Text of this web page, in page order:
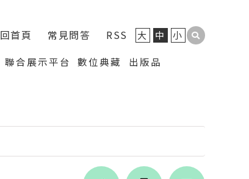
回首頁 常見問答 RSS 大 中 小
聯合展示平台 數位典藏
出版品